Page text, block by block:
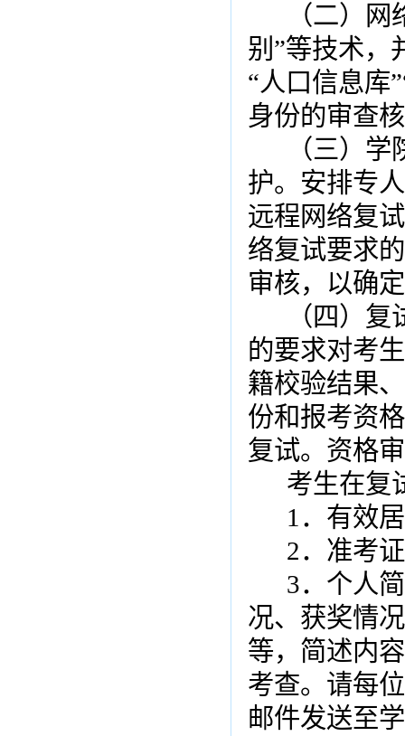
（二）
别”等技术，
“人口信息库
身份的审查
（三）
护。安排专
远程网络复
络复试要求
审核，以确
（四）
的要求对考
籍校验结果
份和报考资
复试。资格
考生在复
1 ．有效
2．准考
3．个人
况、获奖情
等，简述内
考查。请每
邮件发送至